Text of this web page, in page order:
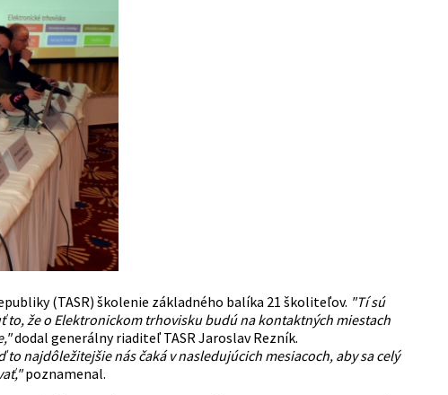
(TASR) školenie základného balíka 21 školiteľov. "Tí sú
že o Elektronickom trhovisku budú na kontaktných miestach
dodal generálny riaditeľ TASR Jaroslav Rezník.
to najdôležitejšie nás čaká v nasledujúcich mesiacoch, aby sa celý
poznamenal.